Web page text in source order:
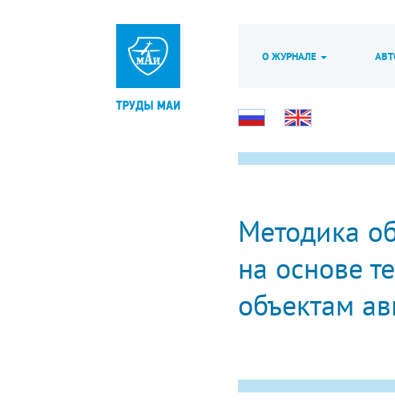
О ЖУРНАЛЕ
Методика
на основе
объектам